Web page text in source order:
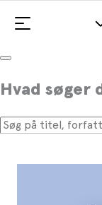
Hvad søger